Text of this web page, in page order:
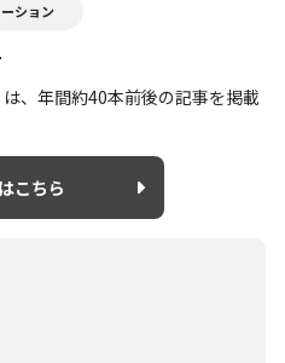
ション
、年間約40本前後の記事を掲載
こちら